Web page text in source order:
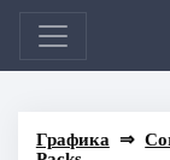
Графика ⇒